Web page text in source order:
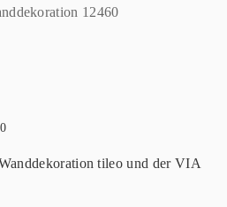
tileo und der VIA